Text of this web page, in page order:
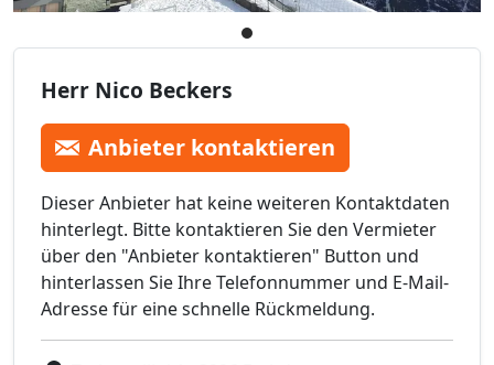
Herr Nico Beckers
Anbieter kontaktieren
Dieser Anbieter hat keine weiteren Kontaktdaten
hinterlegt. Bitte kontaktieren Sie den Vermieter
über den "Anbieter kontaktieren" Button und
hinterlassen Sie Ihre Telefonnummer und E-Mail-
Adresse für eine schnelle Rückmeldung.